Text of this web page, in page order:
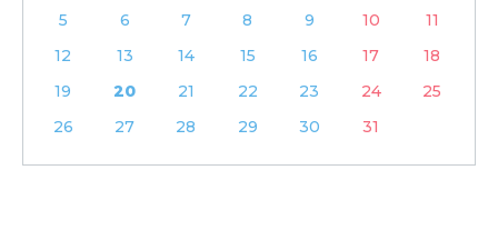
5
6 7 8 9 10
11
12
13 14 15 16 17
18
19
20 21 22 23 24
25
26
27 28 29 30 31